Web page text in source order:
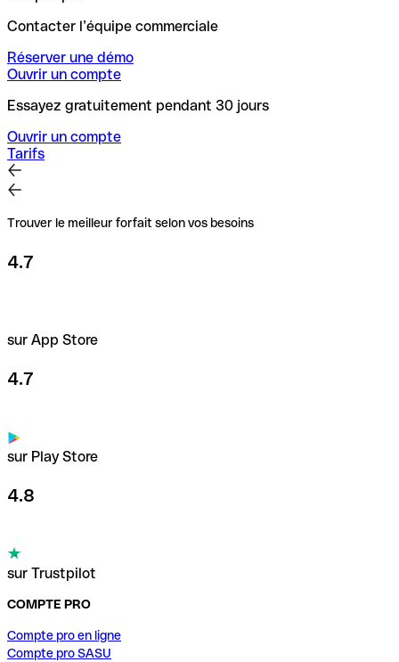
Contacter l’équipe commerciale
Réserver une démo
Ouvrir un compte
Essayez gratuitement pendant 30 jours
Ouvrir un compte
Tarifs
Trouver le meilleur forfait selon vos besoins
4.7
sur App Store
4.7
sur Play Store
4.8
sur Trustpilot
COMPTE PRO
Compte pro en ligne
Compte pro SASU